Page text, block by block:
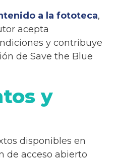
a la fototeca,
acepta
y contribuye
de Save the Blue
y
disponibles en
de acceso abierto